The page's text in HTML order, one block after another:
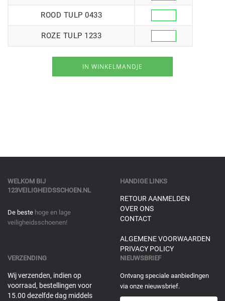
ROOD TULP 0433
ROZE TULP 1233
WELKOM BIJ
123VEILIGHEIDSSCHOEN.NL
De beste hoge en lage
veiligheidsschoenen!
HANDIGE LINKS
RETOUR AANMELDEN
OVER ONS
CONTACT
ALGEMENE VOORWAARDEN
PRIVACY POLICY
VERZENDING
Wij verzenden, indien op
voorraad, bestellingen voor
15.00 dezelfde dag middels
NIEUWSBRIEF
Ontvang speciale aanbiedingen
via onze nieuwsbrief.